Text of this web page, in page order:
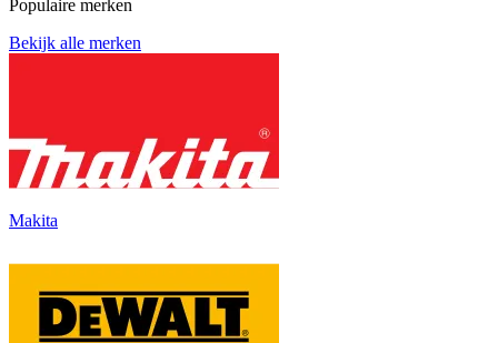
Populaire merken
Bekijk alle merken
Makita